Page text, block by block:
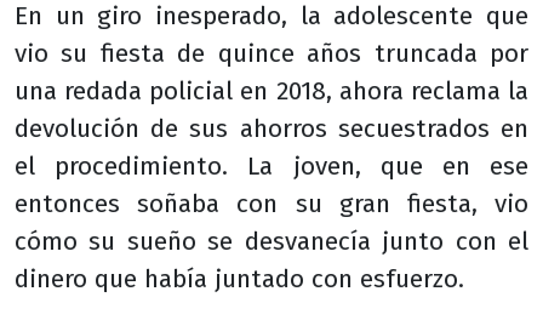
En un giro inesperado, la adolescente que
vio su fiesta de quince años truncada por
una redada policial en 2018, ahora reclama la
devolución de sus ahorros secuestrados en
el procedimiento. La joven, que en ese
entonces soñaba con su gran fiesta, vio
cómo su sueño se desvanecía junto con el
dinero que había juntado con esfuerzo.